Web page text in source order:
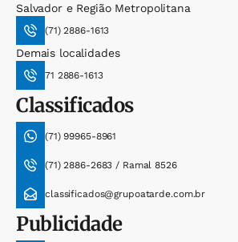
Salvador e Região Metropolitana
(71) 2886-1613
Demais localidades
71 2886-1613
Classificados
(71) 99965-8961
(71) 2886-2683 / Ramal 8526
classificados@grupoatarde.com.br
Publicidade